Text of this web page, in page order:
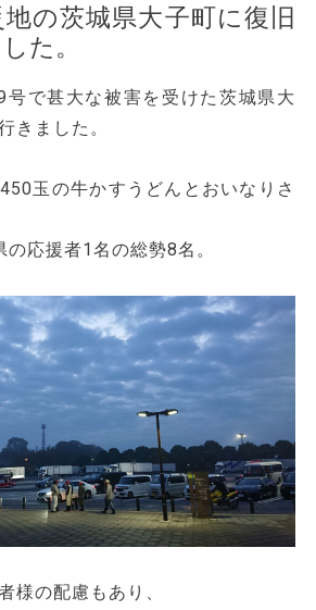
地の茨城県大子町に復旧
た。
で甚大な被害を受けた茨城県大
きました。
玉の牛かすうどんとおいなりさ
応援者1名の総勢8名。
様の配慮もあり、
n